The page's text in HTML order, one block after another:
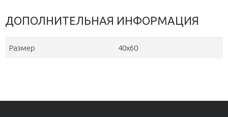
ДОПОЛНИТЕЛЬНАЯ ИНФОРМАЦИЯ
Размер 40х60